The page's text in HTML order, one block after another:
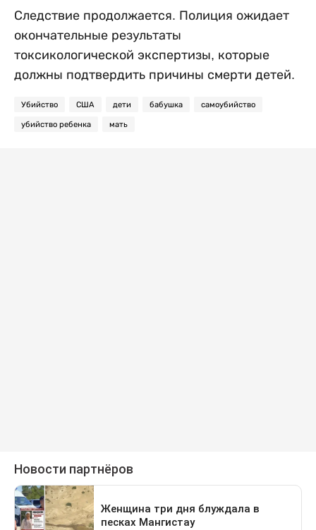
Следствие продолжается. Полиция ожидает
окончательные результаты
токсикологической экспертизы, которые
должны подтвердить причины смерти детей.
Убийство США дети бабушка самоубийство
убийство ребенка мать